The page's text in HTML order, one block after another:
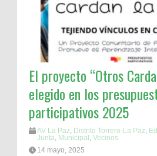
El proyecto “Otros
elegido en los
participativos 2025
AV La Paz, Distrito Torrero-La Paz,
Junta, Municipal , Vecinos
14 mayo, 2025